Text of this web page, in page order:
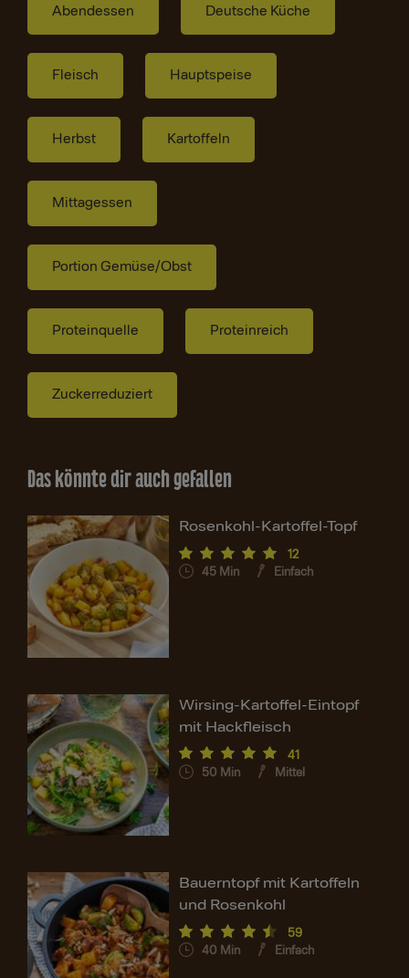
Abendessen Deutsche Küche
Fleisch Hauptspeise
Herbst Kartoffeln
Mittagessen
Portion Gemüse/Obst
Proteinquelle Proteinreich
Zuckerreduziert
Das könnte dir auch gefallen
Rosenkohl-Kartoffel-Topf
12
45 Min Einfach
Wirsing-Kartoffel-Eintopf
mit Hackfleisch
41
50 Min Mittel
Bauerntopf mit Kartoffeln
und Rosenkohl
59
40 Min Einfach